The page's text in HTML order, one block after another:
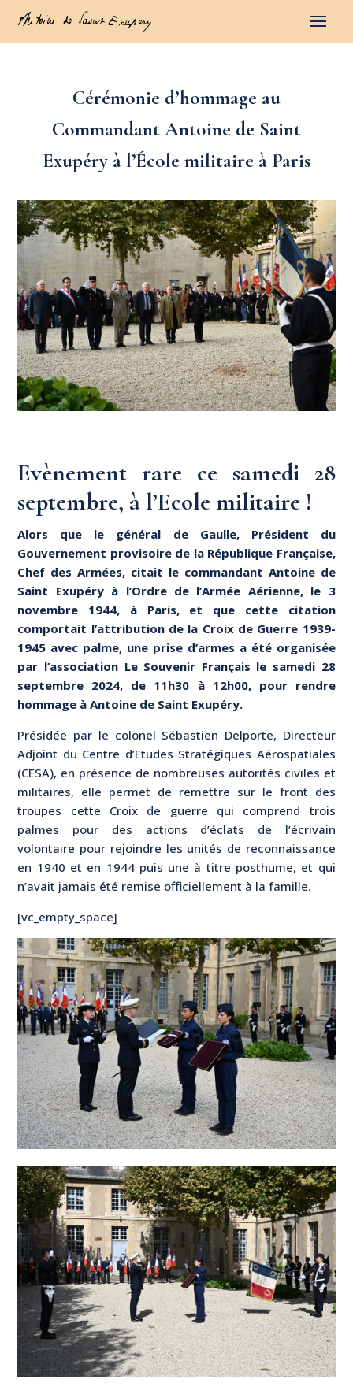
Cérémonie d’hommage au
Commandant Antoine de Saint
Exupéry à l’École militaire à Paris
Evènement rare ce samedi 28
septembre, à l’Ecole militaire !
Alors que le général de Gaulle, Président du
Gouvernement provisoire de la République Française,
Chef des Armées, citait le commandant Antoine de
Saint Exupéry à l’Ordre de l’Armée Aérienne, le 3
novembre 1944, à Paris, et que cette citation
comportait l’attribution de la Croix de Guerre 1939-
1945 avec palme, une prise d’armes a été organisée
par l’association Le Souvenir Français le samedi 28
septembre 2024, de 11h30 à 12h00, pour rendre
hommage à Antoine de Saint Exupéry.
Présidée par le colonel Sébastien Delporte, Directeur
Adjoint du Centre d’Etudes Stratégiques Aérospatiales
(CESA), en présence de nombreuses autorités civiles et
militaires, elle permet de remettre sur le front des
troupes cette Croix de guerre qui comprend trois
palmes pour des actions d’éclats de l’écrivain
volontaire pour rejoindre les unités de reconnaissance
en 1940 et en 1944 puis une à titre posthume, et qui
n’avait jamais été remise officiellement à la famille.
[vc_empty_space]